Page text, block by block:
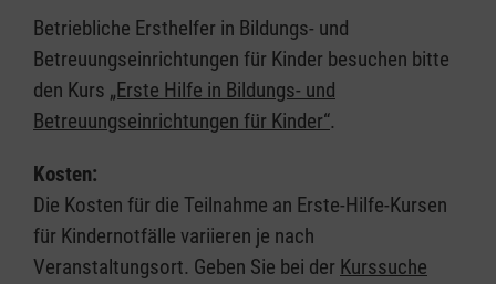
Betriebliche Ersthelfer in Bildungs- und
Betreuungseinrichtungen für Kinder besuchen bitte
den Kurs „Erste Hilfe in Bildungs- und
Betreuungseinrichtungen für Kinder“.
Kosten:
Die Kosten für die Teilnahme an Erste-Hilfe-Kursen
für Kindernotfälle variieren je nach
Veranstaltungsort. Geben Sie bei der Kurssuche